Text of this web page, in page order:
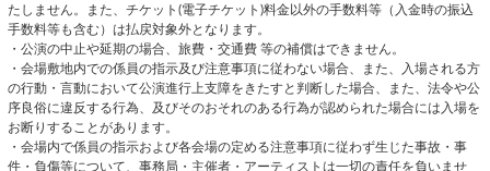
たしません。また、チケット(電子チケット)料金以外の手数料等（入金時の振込
手数料等も含む）は払戻対象外となります。
・公演の中止や延期の場合、旅費・交通費 等の補償はできません。
・会場敷地内での係員の指示及び注意事項に従わない場合、また、入場される方
の行動・言動において公演進行上支障をきたすと判断した場合、また、法令や公
序良俗に違反する行為、及びそのおそれのある行為が認められた場合には入場を
お断りすることがあります。
・会場内で係員の指示および各会場の定める注意事項に従わず生じた事故・事
件・負傷等について、事務局・主催者・アーティストは一切の責任を負いませ